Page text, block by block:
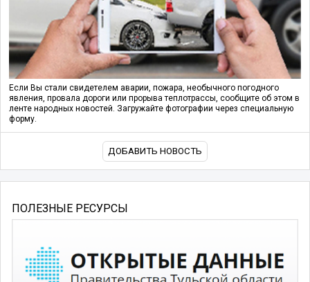
Если Вы стали свидетелем аварии, пожара, необычного погодного
явления, провала дороги или прорыва теплотрассы, сообщите об этом в
ленте народных новостей. Загружайте фотографии через специальную
форму.
ДОБАВИТЬ НОВОСТЬ
ПОЛЕЗНЫЕ РЕСУРСЫ